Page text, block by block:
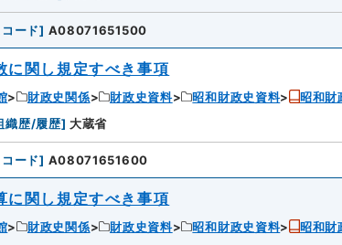
ード] A08071651500
に関し規定すべき事項
財政史関係 財政史資料 昭和財政史資料
昭和財
織歴/履歴] 大蔵省
ード] A08071651600
に関し規定すべき事項
財政史関係 財政史資料 昭和財政史資料
昭和財